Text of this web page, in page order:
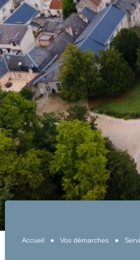
Accueil ● Vos démarches●